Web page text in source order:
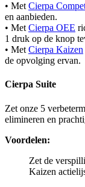
• Met Cierpa
en aanbieden.
• Met Cierpa OEE
1 druk op de knop
• Met Cierpa Kaizen
de opvolging ervan.
Cierpa Suite
Zet onze 5
elimineren en
Voordelen:
Zet de
Kaizen